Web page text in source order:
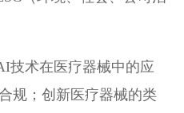
技术在医疗器械中的应
规； 创新医疗器械的类